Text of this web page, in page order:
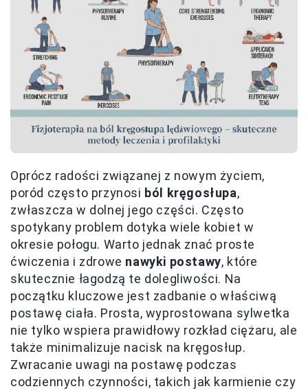
Oprócz radości związanej z nowym życiem,
poród często przynosi ból kręgosłupa,
zwłaszcza w dolnej jego części. Często
spotykany problem dotyka wiele kobiet w
okresie połogu. Warto jednak znać proste
ćwiczenia i zdrowe nawyki postawy, które
skutecznie łagodzą te dolegliwości. Na
początku kluczowe jest zadbanie o właściwą
postawę ciała. Prosta, wyprostowana sylwetka
nie tylko wspiera prawidłowy rozkład ciężaru, ale
także minimalizuje nacisk na kręgosłup.
Zwracanie uwagi na postawę podczas
codziennych czynności, takich jak karmienie czy